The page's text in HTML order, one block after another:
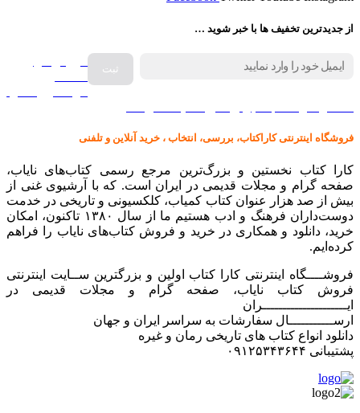
از جدیدترین تخفیف ها با خبر شوید …
فروش انواع
فروشگاه اینترنتی کاراکتاب، بررسی، انتخاب ، خرید آنلاین و تلفنی
کارا کتاب نخستین و بزرگ‌ترین مرجع رسمی کتاب‌های نایاب،
صفحه گرام و مجلات قدیمی در ایران است. که با آرشیوی غنی از
بیش از صد هزار عنوان کتاب کمیاب، کلکسیونی و تاریخی در خدمت
دوست‌داران فرهنگ و ادب هستیم ما از سال ۱۳۸۰ تاکنون، امکان
خرید، دانلود و همکاری در خرید و فروش کتاب‌های نایاب را فراهم
کرده‌ایم.
فروشــــگاه اینترنتی کارا کتاب اولین و بزرگترین ســایت اینترنتی
فروش کتاب نایاب، صفحه گرام و مجلات قدیمی در
ایـــــــــــــــــــــران
ارســـــــــــال سفارشات به سراسر ایران و جهان
دانلود انواع کتاب های تاریخی رمان و غیره
پشتیبانی ۰۹۱۲۵۳۴۳۶۴۴